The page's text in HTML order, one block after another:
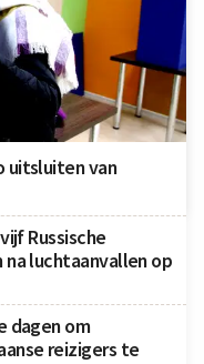
uitsluiten van
Russische
luchtaanvallen op
dagen om
reizigers te